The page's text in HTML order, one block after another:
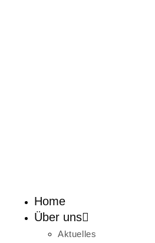
Home
Über uns
Aktuelles